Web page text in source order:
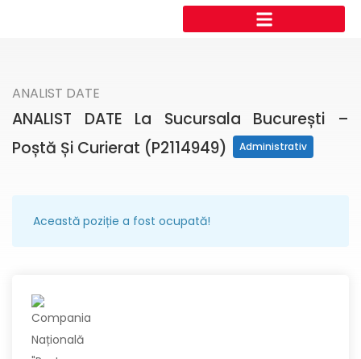
ANALIST DATE
ANALIST DATE La Sucursala București –
Poștă Și Curierat (P2114949)
Administrativ
Această poziție a fost ocupată!